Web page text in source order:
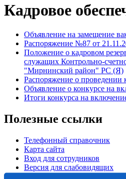
Кадровое
Объявление на замещение
Распоряжение №87 от
Положение о кадровом
служащих Контрольно-
"Мирнинский район" РС (Я)
Распоряжение о проведении
Объявление о конкурсе на
Итоги конкурса на
Полезные ссылки
Телефонный справочник
Карта сайта
Вход для сотрудников
Версия для слабовидящих